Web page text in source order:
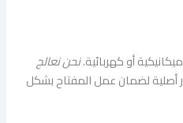
أو كهربائية.نحن نعالج
أصلية لضمان عمل المفتاح بشكل